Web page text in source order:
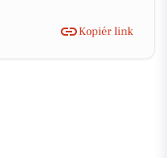
Kopiér link